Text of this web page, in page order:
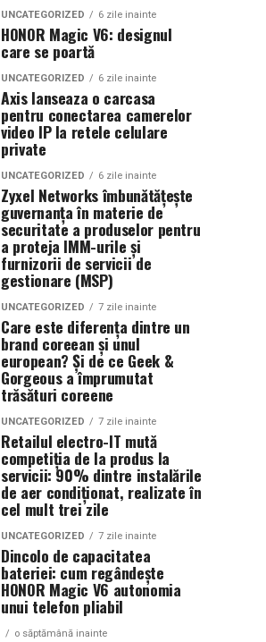
UNCATEGORIZED 6 zile inainte
HONOR Magic V6: designul
care se poartă
UNCATEGORIZED 6 zile inainte
Axis lanseaza o carcasa
pentru conectarea camerelor
video IP la retele celulare
private
UNCATEGORIZED 6 zile inainte
Zyxel Networks îmbunătățește
guvernanța în materie de
securitate a produselor pentru
a proteja IMM-urile și
furnizorii de servicii de
gestionare (MSP)
UNCATEGORIZED 7 zile inainte
Care este diferența dintre un
brand coreean și unul
european? Și de ce Geek &
Gorgeous a împrumutat
trăsături coreene
UNCATEGORIZED 7 zile inainte
Retailul electro-IT mută
competiția de la produs la
servicii: 90% dintre instalările
de aer condiționat, realizate în
cel mult trei zile
UNCATEGORIZED 7 zile inainte
Dincolo de capacitatea
bateriei: cum regândește
HONOR Magic V6 autonomia
unui telefon pliabil
o săptămână inainte